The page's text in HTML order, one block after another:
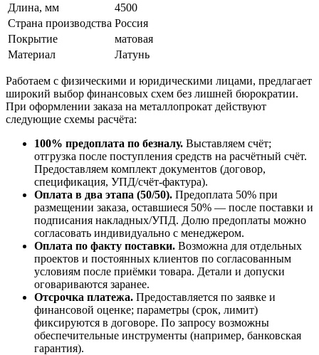
Длина, мм
4500
Страна производства Россия
Покрытие
матовая
Материал
Латунь
Работаем с физическими и юридическими лицами, предлагает
широкий выбор финансовых схем без лишней бюрократии.
При оформлении заказа на металлопрокат действуют
следующие схемы расчёта:
100% предоплата по безналу. Выставляем счёт;
отгрузка после поступления средств на расчётный счёт.
Предоставляем комплект документов (договор,
спецификация, УПД/счёт-фактура).
Оплата в два этапа (50/50). Предоплата 50% при
размещении заказа, оставшиеся 50% — после поставки и
подписания накладных/УПД. Долю предоплаты можно
согласовать индивидуально с менеджером.
Оплата по факту поставки. Возможна для отдельных
проектов и постоянных клиентов по согласованным
условиям после приёмки товара. Детали и допуски
оговариваются заранее.
Отсрочка платежа. Предоставляется по заявке и
финансовой оценке; параметры (срок, лимит)
фиксируются в договоре. По запросу возможны
обеспечительные инструменты (например, банковская
гарантия).